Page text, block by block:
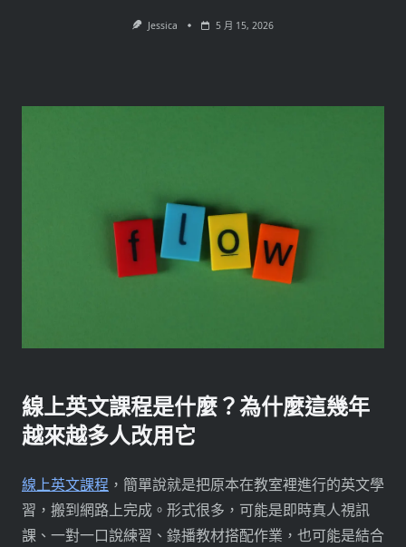
Jessica 5 月 15, 2026
線上英文課程是什麼？為什麼這幾年
越來越多人改用它
線上英文課程 ，簡單說就是把原本在教室裡進行的英文學
習，搬到網路上完成。形式很多，可能是即時真人視訊
課、一對一口說練習、錄播教材搭配作業，也可能是結合